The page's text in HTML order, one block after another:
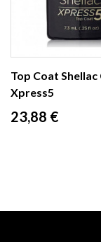
Top Coat Shellac
Xpress5
Prix
23,88 €